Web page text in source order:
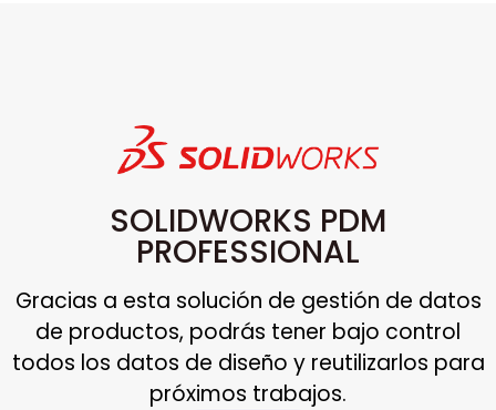
SOLIDWORKS PDM
PROFESSIONAL
Gracias a esta solución de gestión de datos
de productos, podrás tener bajo control
todos los datos de diseño y reutilizarlos para
próximos trabajos.